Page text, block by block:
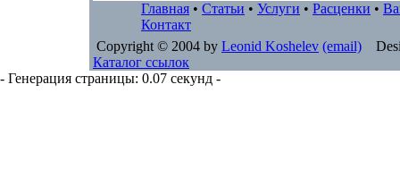
Главная • Статьи • Услуги • Расценки •
Контакт
Copyright © 2004 by Leonid Koshelev (email)
Каталог ссылок
- Генерация страницы: 0.07 секунд -